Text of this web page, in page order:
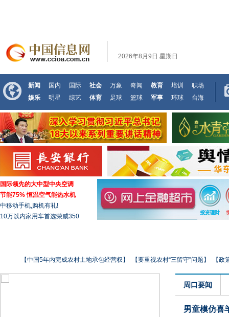
2026年8月9日 星期日
新闻 国内 国际 社会 万象 奇闻 教育 培训
职场
娱乐
明星 综艺 体育 足球 篮球 军事 环球 台海
国际领先的大中型中央空调
节能75% 恒温空气能热水机
中移动手机,购机有礼!
10万以内家用车首选荣威350
【中国5年内完成农村土地承包经营权 】 【要重视农村“三留守”问题 】 【政
周口要闻
男童模仿喜